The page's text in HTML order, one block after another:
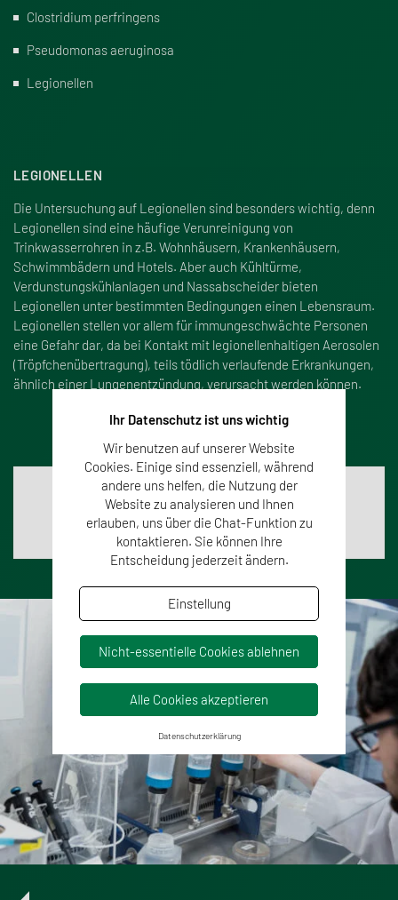
Clos­tri­dium perfrin­gens
Pseu­do­monas aeru­gi­nosa
Legio­nellen
LEGIONELLEN
Die Untersuchung auf Legionellen sind besonders wichtig, denn
Legionellen sind eine häufige Verunreinigung von
Trinkwasserrohren in z.B. Wohnhäusern, Krankenhäusern,
Schwimmbädern und Hotels. Aber auch Kühltürme,
Verdunstungskühlanlagen und Nassabscheider bieten
Legionellen unter bestimmten Bedingungen einen Lebensraum.
Legionellen stellen vor allem für immungeschwächte Personen
eine Gefahr dar, da bei Kontakt mit legionellenhaltigen Aerosolen
(Tröpfchenübertragung), teils tödlich verlaufende Erkrankungen,
ähnlich einer Lungenentzündung, verursacht werden können.
Erfahren Sie hier mehr zum Thema Legionellen!
Ihr Datenschutz ist uns wichtig
Wir benutzen auf unserer Website
Cookies. Einige sind essenziell, während
andere uns helfen, die Nutzung der
Website zu analysieren und Ihnen
erlauben, uns über die Chat-Funktion zu
kontaktieren. Sie können Ihre
Entscheidung jederzeit ändern.
Einstellung
Nicht-essentielle Cookies ablehnen
Alle Cookies akzeptieren
Datenschutzerklärung